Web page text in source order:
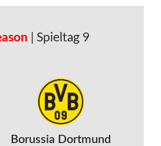
| Spieltag 9
Borussia Dortmund